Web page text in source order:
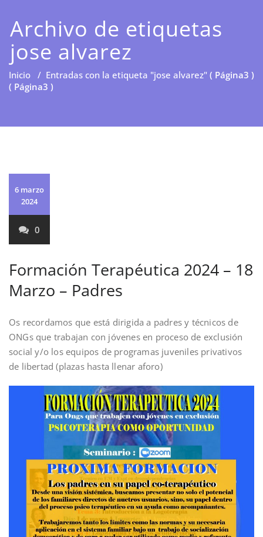
Archivo de etiquetas
jose alvarez
Inicio / Entradas con la etiqueta "jose alvarez" ( Página3 )
( Página3 )
6 marzo
2024
0
Formación Terapéutica 2024 – 18
Marzo – Padres
Os recordamos que está dirigida a padres y técnicos de
ONGs que trabajan con jóvenes en proceso de exclusión
social y/o los equipos de programas juveniles privativos
de libertad (plazas hasta llenar aforo)